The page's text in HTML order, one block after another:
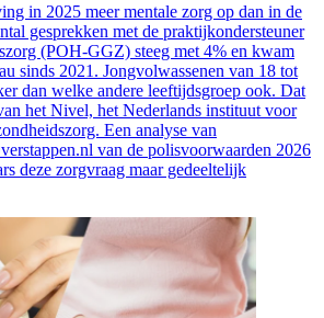
in 2025 meer mentale zorg op dan in de
gesprekken met de praktijkondersteuner
(POH-GGZ) steeg met 4% en kwam
sinds 2021. Jongvolwassenen van 18 tot
dan welke andere leeftijdsgroep ook. Dat
het Nivel, het Nederlands instituut voor
Een analyse van
van de polisvoorwaarden 2026
deze zorgvraag maar gedeeltelijk